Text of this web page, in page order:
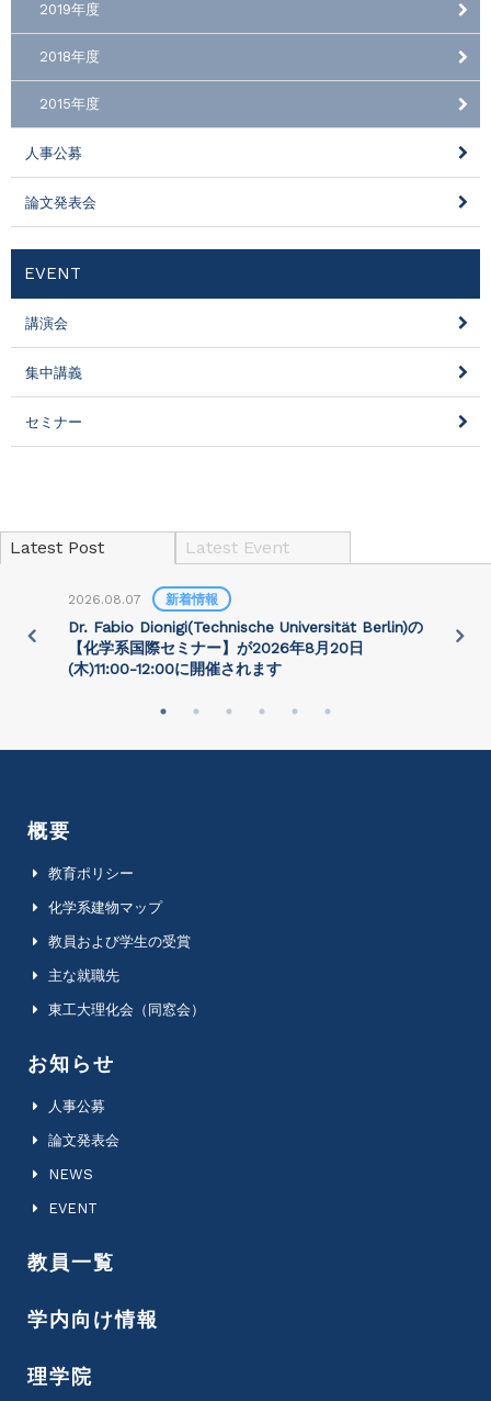
2019年度
2018年度
2015年度
人事公募
論文発表会
EVENT
講演会
集中講義
セミナー
Latest Post Latest Event
2026.08.07 新着情報
Dr. Fabio Dionigi(Technische Universität Berlin)の
【化学系国際セミナー】が2026年8⽉20⽇
(⽊)11:00-12:00に開催されます
概要
教育ポリシー
化学系建物マップ
教員および学生の受賞
主な就職先
東工大理化会（同窓会）
お知らせ
人事公募
論文発表会
NEWS
EVENT
教員一覧
学内向け情報
理学院